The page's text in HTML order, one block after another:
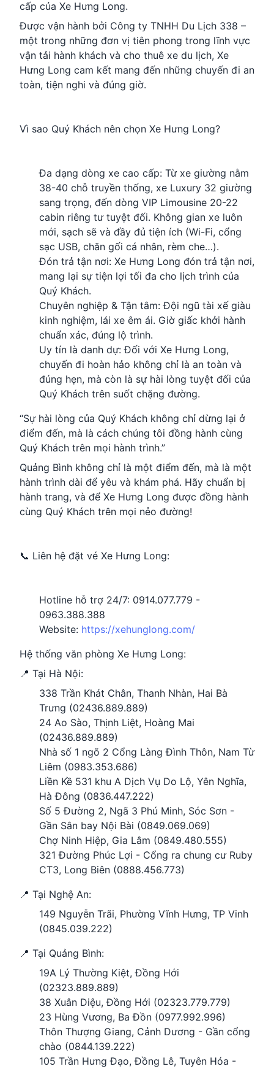
cấp của Xe Hưng Long.
Được vận hành bởi Công ty TNHH Du Lịch 338 –
một trong những đơn vị tiên phong trong lĩnh vực
vận tải hành khách và cho thuê xe du lịch, Xe
Hưng Long cam kết mang đến những chuyến đi an
toàn, tiện nghi và đúng giờ.
Vì sao Quý Khách nên chọn Xe Hưng Long?
Đa dạng dòng xe cao cấp: Từ xe giường nằm
38-40 chỗ truyền thống, xe Luxury 32 giường
sang trọng, đến dòng VIP Limousine 20-22
cabin riêng tư tuyệt đối. Không gian xe luôn
mới, sạch sẽ và đầy đủ tiện ích (Wi-Fi, cổng
sạc USB, chăn gối cá nhân, rèm che…).
Đón trả tận nơi: Xe Hưng Long đón trả tận nơi,
mang lại sự tiện lợi tối đa cho lịch trình của
Quý Khách.
Chuyên nghiệp & Tận tâm: Đội ngũ tài xế giàu
kinh nghiệm, lái xe êm ái. Giờ giấc khởi hành
chuẩn xác, đúng lộ trình.
Uy tín là danh dự: Đối với Xe Hưng Long,
chuyến đi hoàn hảo không chỉ là an toàn và
đúng hẹn, mà còn là sự hài lòng tuyệt đối của
Quý Khách trên suốt chặng đường.
“Sự hài lòng của Quý Khách không chỉ dừng lại ở
điểm đến, mà là cách chúng tôi đồng hành cùng
Quý Khách trên mọi hành trình.”
Quảng Bình không chỉ là một điểm đến, mà là một
hành trình dài để yêu và khám phá. Hãy chuẩn bị
hành trang, và để Xe Hưng Long được đồng hành
cùng Quý Khách trên mọi nẻo đường!
📞 Liên hệ đặt vé Xe Hưng Long:
Hotline hỗ trợ 24/7: 0914.077.779 -
0963.388.388
Website: https://xehunglong.com/
Hệ thống văn phòng Xe Hưng Long:
📍 Tại Hà Nội:
338 Trần Khát Chân, Thanh Nhàn, Hai Bà
Trưng (02436.889.889)
24 Ao Sào, Thịnh Liệt, Hoàng Mai
(02436.889.889)
Nhà số 1 ngõ 2 Cổng Làng Đình Thôn, Nam Từ
Liêm (0983.353.686)
Liền Kề 531 khu A Dịch Vụ Do Lộ, Yên Nghĩa,
Hà Đông (0836.447.222)
Số 5 Đường 2, Ngã 3 Phú Minh, Sóc Sơn -
Gần Sân bay Nội Bài (0849.069.069)
Chợ Ninh Hiệp, Gia Lâm (0849.480.555)
321 Đường Phúc Lợi - Cổng ra chung cư Ruby
CT3, Long Biên (0888.456.773)
📍 Tại Nghệ An:
149 Nguyễn Trãi, Phường Vĩnh Hưng, TP Vinh
(0845.039.222)
📍 Tại Quảng Bình:
19A Lý Thường Kiệt, Đồng Hới
(02323.889.889)
38 Xuân Diệu, Đồng Hới (02323.779.779)
23 Hùng Vương, Ba Đồn (0977.992.996)
Thôn Thượng Giang, Cảnh Dương - Gần cổng
chào (0844.139.222)
105 Trần Hưng Đạo, Đồng Lê, Tuyên Hóa -